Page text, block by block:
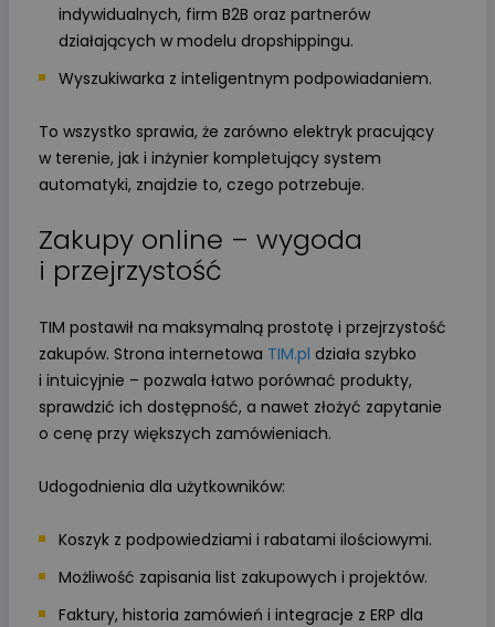
indywidualnych, firm B2B oraz partnerów
działających w modelu dropshippingu.
Wyszukiwarka z inteligentnym podpowiadaniem.
To wszystko sprawia, że zarówno elektryk pracujący
w terenie, jak i inżynier kompletujący system
automatyki, znajdzie to, czego potrzebuje.
Zakupy online – wygoda
i przejrzystość
TIM postawił na maksymalną prostotę i przejrzystość
zakupów. Strona internetowa TIM.pl działa szybko
i intuicyjnie – pozwala łatwo porównać produkty,
sprawdzić ich dostępność, a nawet złożyć zapytanie
o cenę przy większych zamówieniach.
Udogodnienia dla użytkowników:
Koszyk z podpowiedziami i rabatami ilościowymi.
Możliwość zapisania list zakupowych i projektów.
Faktury, historia zamówień i integracje z ERP dla